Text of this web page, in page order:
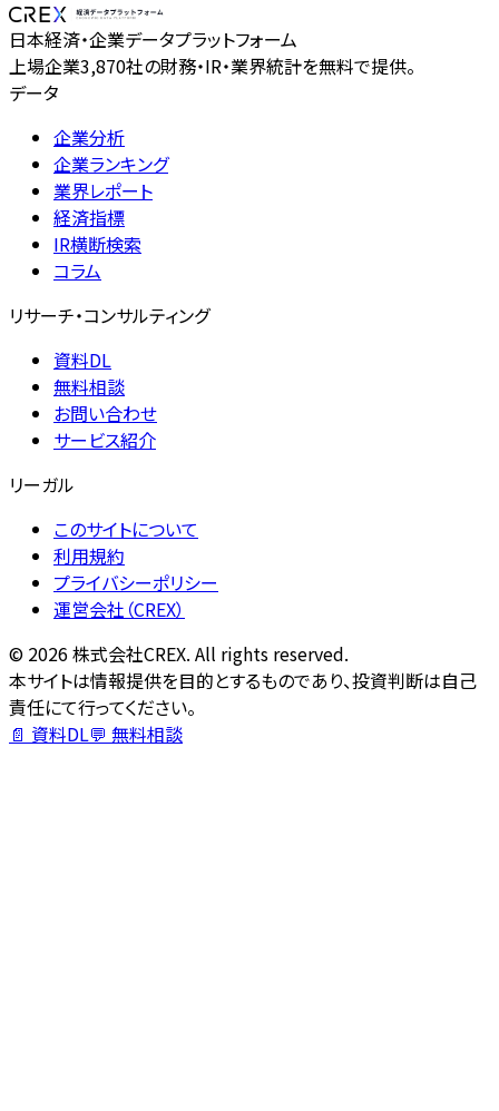
日本経済・企業データプラットフォーム
上場企業3,870社の財務・IR・業界統計を無料で提供。
データ
企業分析
企業ランキング
業界レポート
経済指標
IR横断検索
コラム
リサーチ・コンサルティング
資料DL
無料相談
お問い合わせ
サービス紹介
リーガル
このサイトについて
利用規約
プライバシーポリシー
運営会社（CREX）
© 2026株式会社CREX. All rights reserved.
本サイトは情報提供を目的とするものであり、投資判断は自己
責任にて行ってください。
📄 資料DL💬 無料相談